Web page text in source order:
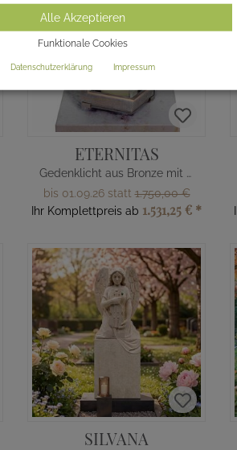
ETERNITAS
Gedenklicht aus Bronze mit Sockel & Schrift
bis 01.09.26 statt1.750,00 €
Ihr Komplettpreis ab 1.531,25 € *
SILVANA
Alle Akzeptieren
Funktionale Cookies
Datenschutzerklärung Impressum